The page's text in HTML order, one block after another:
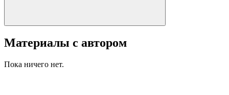
Материалы с автором
Пока ничего нет.